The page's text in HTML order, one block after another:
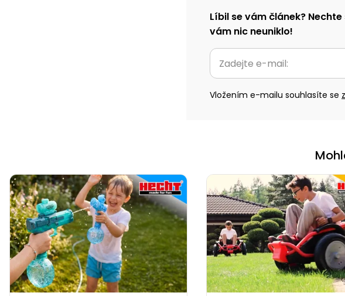
Líbil se vám článek?
vám nic neuniklo!
Vložením e-mailu souhlasíte se